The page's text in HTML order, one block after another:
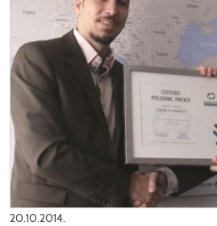
20.10.2014.